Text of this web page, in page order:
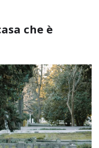
che è